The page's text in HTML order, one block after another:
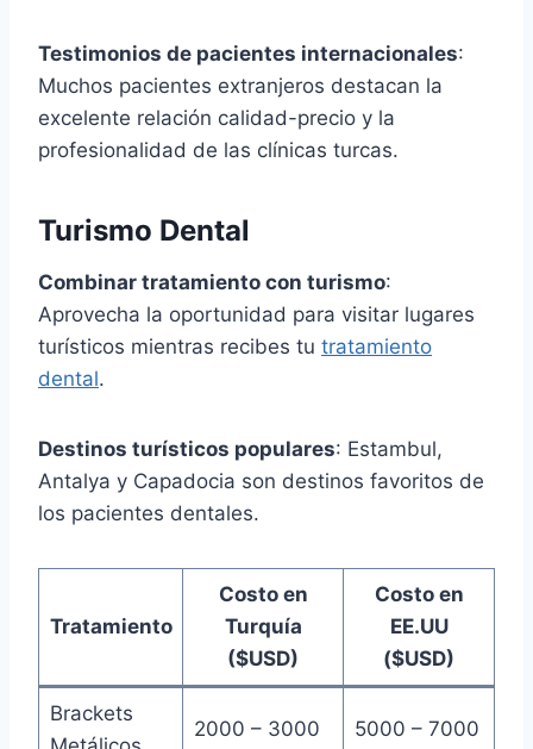
Testimonios de pacientes internacionales:
Muchos pacientes extranjeros destacan la
excelente relación calidad-precio y la
profesionalidad de las clínicas turcas.
Turismo Dental
Combinar tratamiento con turismo:
Aprovecha la oportunidad para visitar lugares
turísticos mientras recibes tu tratamiento
dental.
Destinos turísticos populares: Estambul,
Antalya y Capadocia son destinos favoritos de
los pacientes dentales.
Tratamiento
Costo en
Turquía
($USD)
Costo en
EE.UU
($USD)
Brackets
2000 – 3000 5000 – 7000